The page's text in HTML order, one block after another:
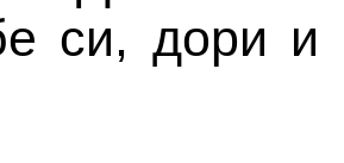
си, дори и